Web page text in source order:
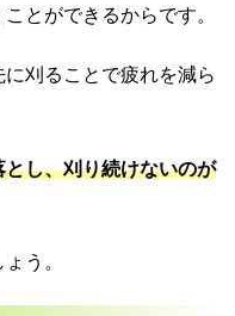
とができるからです。
刈ることで疲れを減ら
し、刈り続けないのが
う。